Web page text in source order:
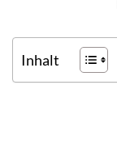
Inhalt